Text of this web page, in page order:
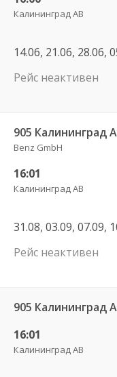
Калининград АВ
Рейс неактивен
905 Калининград
Benz GmbH
16:01
Калининград АВ
Рейс неактивен
905
16:01
Калининград АВ